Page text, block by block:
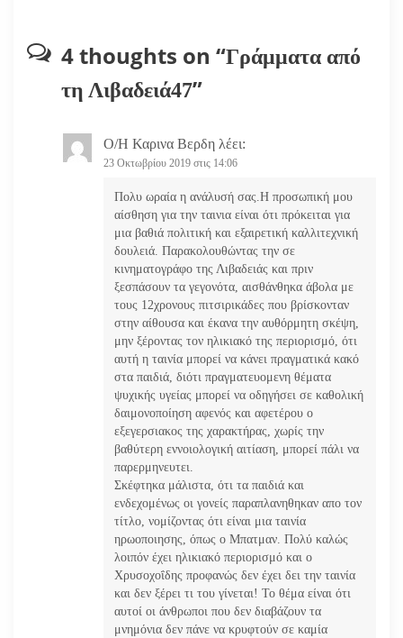
ά 4 thoughts on “Γράμματα από
τη Λιβαδειά47”
Ο/Η Καρινα Βερδη λέει:
23 Οκτωβρίου 2019 στις 14:06
Πολυ ωραία η ανάλυσή σας.Η προσωπική μου
αίσθηση για την ταινια είναι ότι πρόκειται για
μια βαθιά πολιτική και εξαιρετική καλλιτεχνική
δουλειά. Παρακολουθώντας την σε
κινηματογράφο της Λιβαδειάς και πριν
ξεσπάσουν τα γεγονότα, αισθάνθηκα άβολα με
τους 12χρονους πιτσιρικάδες που βρίσκονταν
στην αίθουσα και έκανα την αυθόρμητη σκέψη,
μην ξέροντας τον ηλικιακό της περιορισμό, ότι
αυτή η ταινία μπορεί να κάνει πραγματικά κακό
στα παιδιά, διότι πραγματευομενη θέματα
ψυχικής υγείας μπορεί να οδηγήσει σε καθολική
δαιμονοποίηση αφενός και αφετέρου ο
εξεγερσιακος της χαρακτήρας, χωρίς την
βαθύτερη εννοιολογική αιτίαση, μπορεί πάλι να
παρερμηνευτει.
Σκέφτηκα μάλιστα, ότι τα παιδιά και
ενδεχομένως οι γονείς παραπλανηθηκαν απο τον
τίτλο, νομίζοντας ότι είναι μια ταινία
ηρωοποιησης, όπως ο Μπατμαν. Πολύ καλώς
λοιπόν έχει ηλικιακό περιορισμό και ο
Χρυσοχοΐδης προφανώς δεν έχει δει την ταινία
και δεν ξέρει τι του γίνεται! Το θέμα είναι ότι
αυτοί οι άνθρωποι που δεν διαβάζουν τα
μνημόνια δεν πάνε να κρυφτούν σε καμία